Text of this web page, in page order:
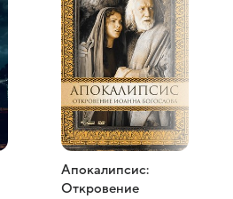
Апокалипсис:
Откровение